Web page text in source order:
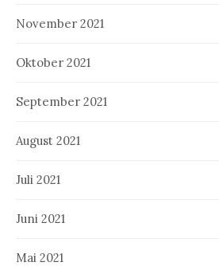
November 2021
Oktober 2021
September 2021
August 2021
Juli 2021
Juni 2021
Mai 2021